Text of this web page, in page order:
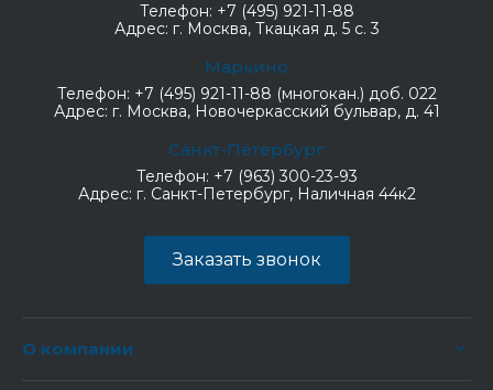
Телефон: +7 (495) 921-11-88
Адрес: г. Москва, Ткацкая д. 5 с. 3
Марьино
Телефон: +7 (495) 921-11-88 (многокан.) доб. 022
Адрес: г. Москва, Новочеркасский бульвар, д. 41
Санкт-Петербург
Телефон: +7 (963) 300-23-93
Адрес: г. Санкт-Петербург, Наличная 44к2
Заказать звонок
О компании